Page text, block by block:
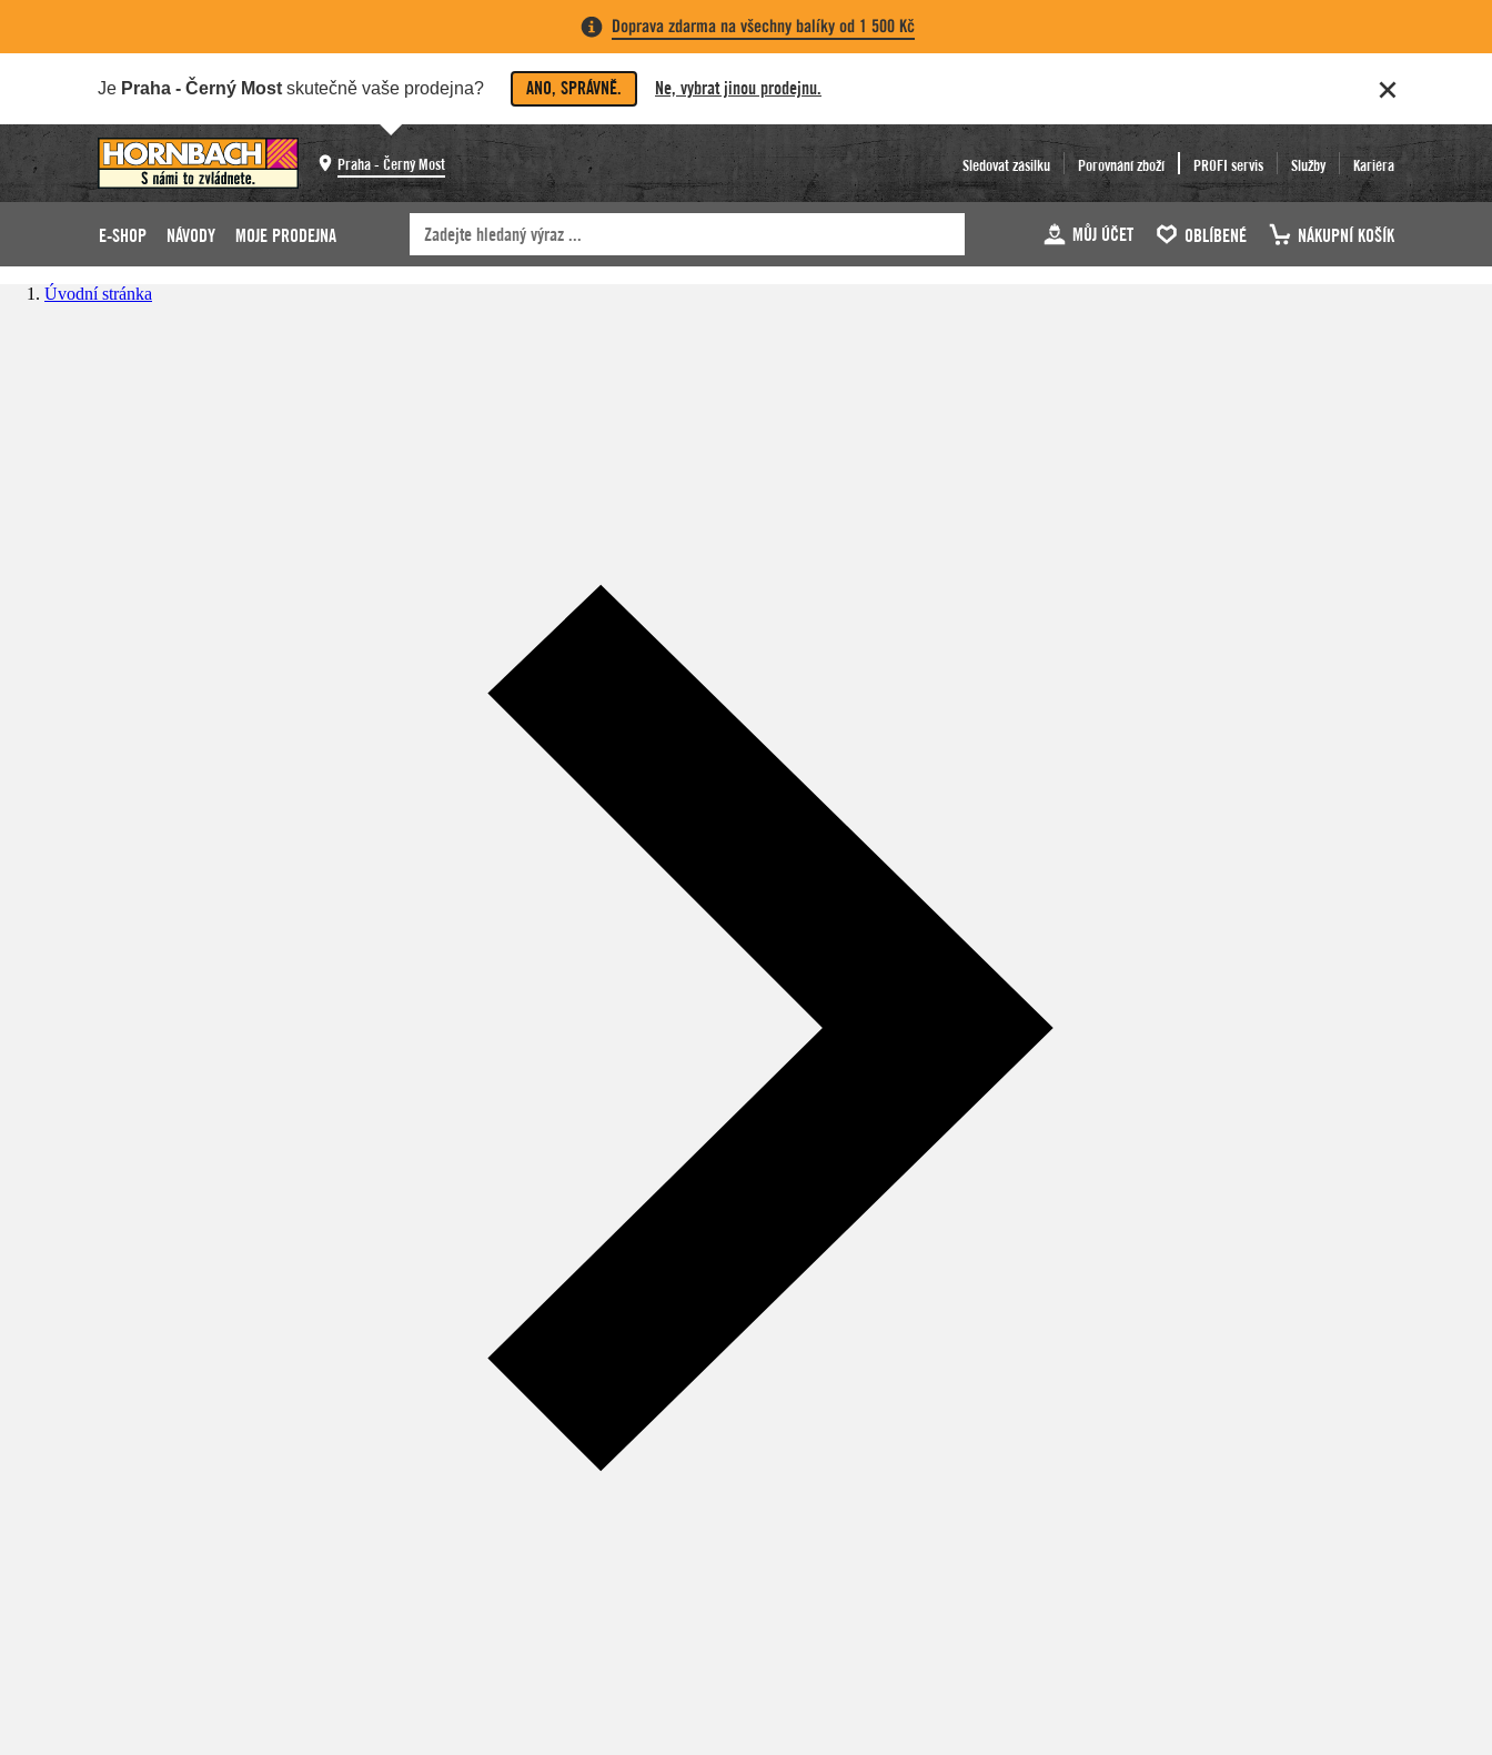
Doprava zdarma na všechny balíky od 1 500 Kč
Je Praha - Černý Most skutečně vaše prodejna? ANO, SPRÁVNĚ. Ne, vybrat jinou prodejnu.
Praha - Černý Most Sledovat zásilku Porovnání zboží PROFI servis Služby Kariéra
E-SHOP NÁVODY MOJE PRODEJNA MŮJ ÚČET OBLÍBENÉ NÁKUPNÍ KOŠÍK
Úvodní stránka